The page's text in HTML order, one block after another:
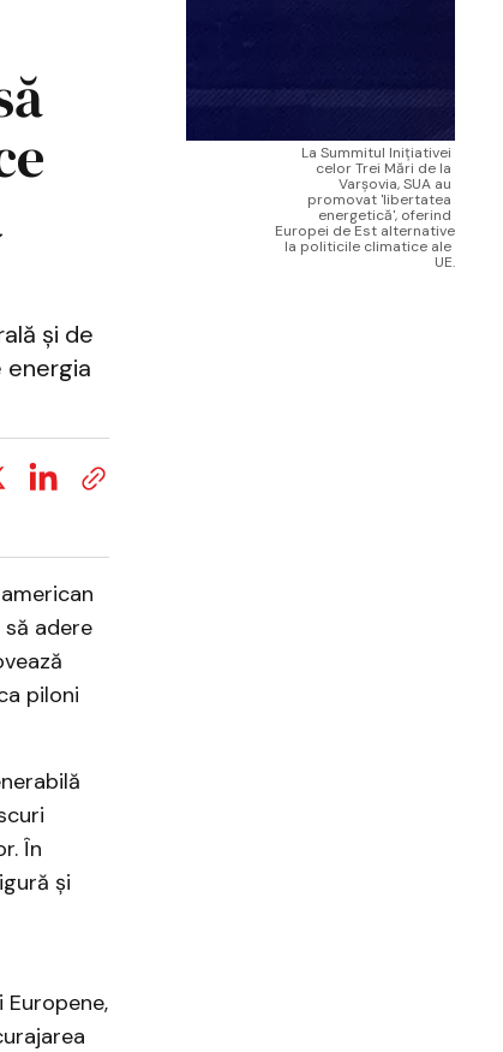
La Summitul Inițiativei
celor Trei Mări de la
Varșovia, SUA au
promovat 'libertatea
energetică', oferind
Europei de Est alternative
la politicile climatice ale
UE.
și de
energia
adere
piloni
În
și